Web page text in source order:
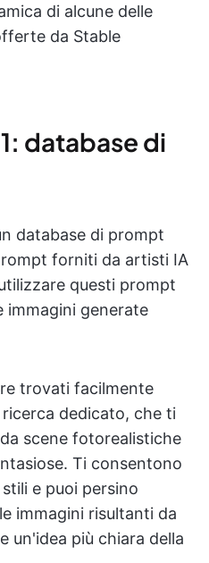
di alcune delle
da Stable
database di
database di prompt
forniti da artisti IA
questi prompt
immagini generate
trovati facilmente
dedicato, che ti
scene fotorealistiche
Ti consentono
e puoi persino
immagini risultanti da
un'idea più chiara della